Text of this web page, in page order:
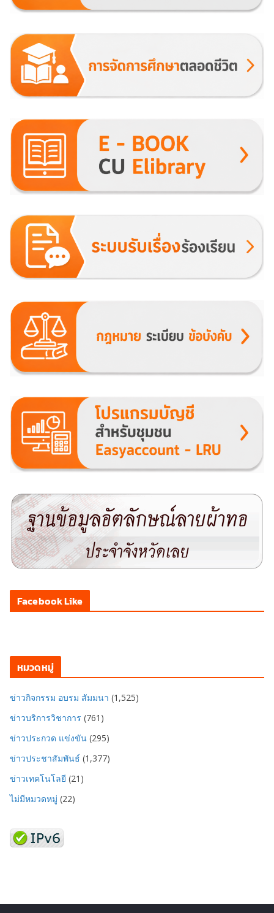
Facebook Like
หมวดหมู่
ข่าวกิจกรรม อบรม สัมมนา (1,525)
ข่าวบริการวิชาการ (761)
ข่าวประกวด แข่งขัน (295)
ข่าวประชาสัมพันธ์ (1,377)
ข่าวเทคโนโลยี (21)
ไม่มีหมวดหมู่ (22)